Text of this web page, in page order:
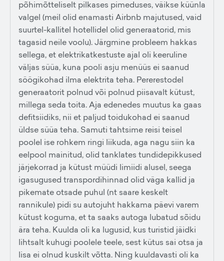
põhimõtteliselt pilkases pimeduses, väikse küünla
valgel (meil olid enamasti Airbnb majutused, vaid
suurtel-kallitel hotellidel olid generaatorid, mis
tagasid neile voolu). Järgmine probleem hakkas
sellega, et elektrikatkestuste ajal oli keeruline
väljas süüa, kuna pooli asju menüüs ei saanud
söögikohad ilma elektrita teha. Pererestodel
generaatorit polnud või polnud piisavalt kütust,
millega seda toita. Aja edenedes muutus ka gaas
defitsiidiks, nii et paljud toidukohad ei saanud
üldse süüa teha. Samuti tahtsime reisi teisel
poolel ise rohkem ringi liikuda, aga nagu siin ka
eelpool mainitud, olid tanklates tundidepikkused
järjekorrad ja kütust müüdi limiidi alusel, seega
igasugused transpordihinnad olid väga kallid ja
pikemate otsade puhul (nt saare keskelt
rannikule) pidi su autojuht hakkama päevi varem
kütust koguma, et ta saaks autoga lubatud sõidu
ära teha. Kuulda oli ka lugusid, kus turistid jäidki
lihtsalt kuhugi poolele teele, sest kütus sai otsa ja
lisa ei olnud kuskilt võtta. Ning kuuldavasti oli ka